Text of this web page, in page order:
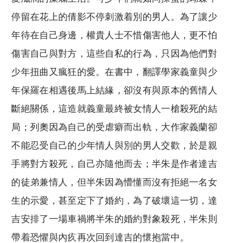
停留在花上的倩影不停刺激着別的男人。為了讓少
年待在自己身邊，權貴人士不惜傷害他人，更不怕
傷害自己與對方，這些自私的行為，只因為他們對
少年扭曲又瘋狂的愛。在書中，翻譯學家義童與少
年保羅在相遇後馬上結緣，卻沒有與原本的舊情人
斷絕關係，這造就義童最終被女情人一槍殺死的結
局；列奧因為自己的受虐癖而出軌，大作家義蘭卻
不能忍受自己的少年情人與別的男人交歡，於是親
手將對方殺死，自己亦隨他而去；半朱是作者達吉
的徒弟兼情人，但半朱因為懵懂而沒有拒絕一名女
生的示愛，甚至定下了婚約，為了破壞這一切，達
吉安排了一場車禍將半朱的婚約對象殺死，半朱則
帶着恐懼與內疚再次回到達吉的懷抱當中。